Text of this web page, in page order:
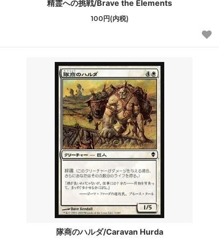
精霊への挑戦/Brave the Elements
100円(内税)
隊商のハルダ/Caravan Hurda